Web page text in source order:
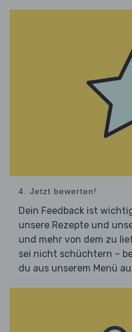
4. Jetzt bewerten!
Dein Feedback ist
unsere Rezepte und
und mehr von dem zu
sei nicht schüchtern –
du aus unserem Menü